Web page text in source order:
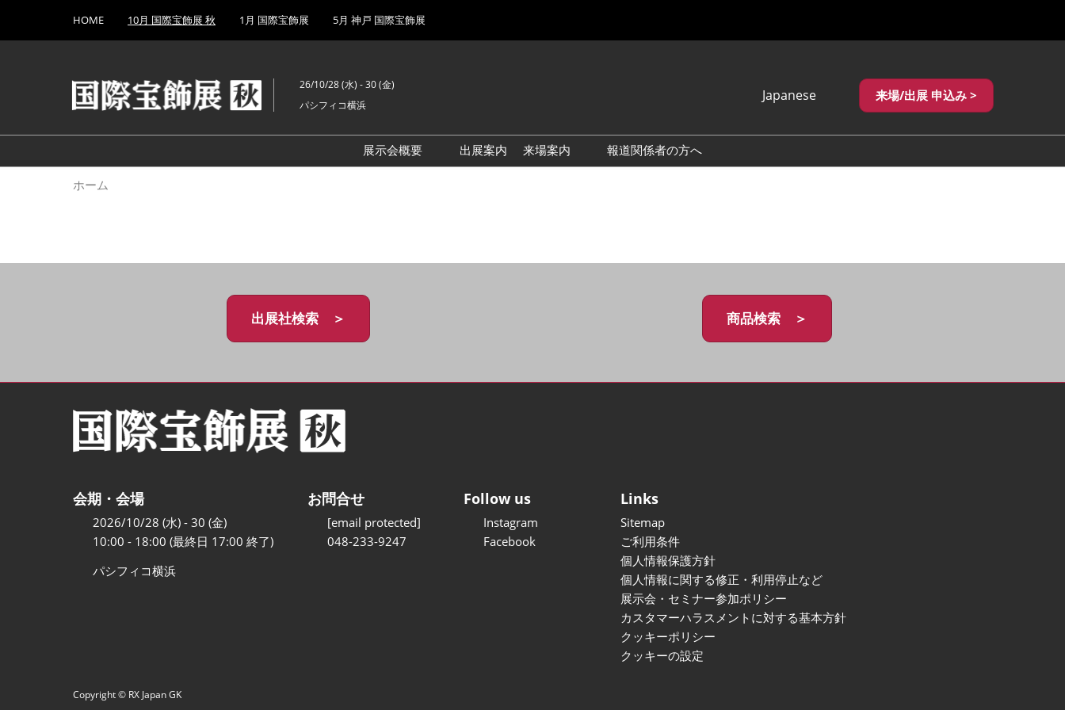
キ
し
て
to
HOME 10月 国際宝飾展 秋 1月 国際宝飾展 5月 神戸 国際宝飾展
26/10/28 (水) - 30 (金)
パシフィコ横浜
Japanese
繁體中文
来場/出展 申込み >
展示会概要
出展案内
来場案内
報道関係者の方へ
ホーム
出展社検索 ＞ 商品検索 ＞
会期・会場
2026/10/28 (水) - 30 (金)
10:00 - 18:00 (最終日 17:00 終了)
パシフィコ横浜
お問合せ
[email protected]
048-233-9247
Follow us
Instagram
Facebook
Links
Sitemap
ご利用条件
個人情報保護方針
個人情報に関する修正・利用停止など
展示会・セミナー参加ポリシー
カスタマーハラスメントに対する基本方針
クッキーポリシー
クッキーの設定
Copyright © RX Japan GK